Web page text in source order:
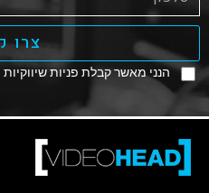
הנני מאשר קבלת פניות שיווקיות
צרו